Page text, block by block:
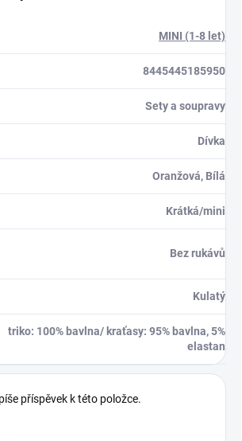
MINI (1-8 let)
8445445185950
Sety a soupravy
Dívka
Oranžová, Bílá
Krátká/mini
Bez rukávů
Kulatý
triko: 100% bavlna/ kraťasy: 95% bavlna, 5%
elastan
příspěvek k této položce.